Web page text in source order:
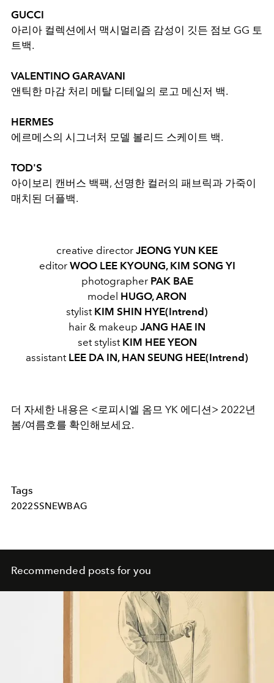
GUCCI
아리아 컬렉션에서 맥시멀리즘 감성이 깃든 점보 GG 토
트백.
VALENTINO GARAVANI
앤틱한 마감 처리 메탈 디테일의 로고 메신저 백.
HERMES
에르메스의 시그너처 모델 볼리드 스케이트 백.
TOD'S
아이보리 캔버스 백팩, 선명한 컬러의 패브릭과 가죽이
매치된 더플백.
creative director JEONG YUN KEE
editor WOO LEE KYOUNG, KIM SONG YI
photographer PAK BAE
model HUGO, ARON
stylistKIM SHIN HYE(Intrend)
hair & makeup JANG HAE IN
set stylist KIM HEE YEON
assistant LEE DA IN, HAN SEUNG HEE(Intrend)
더 자세한 내용은 <로피시엘 옴므 YK 에디션> 2022년
봄/여름호를 확인해보세요.
Tags
2022SSNEWBAG
Recommended posts for you